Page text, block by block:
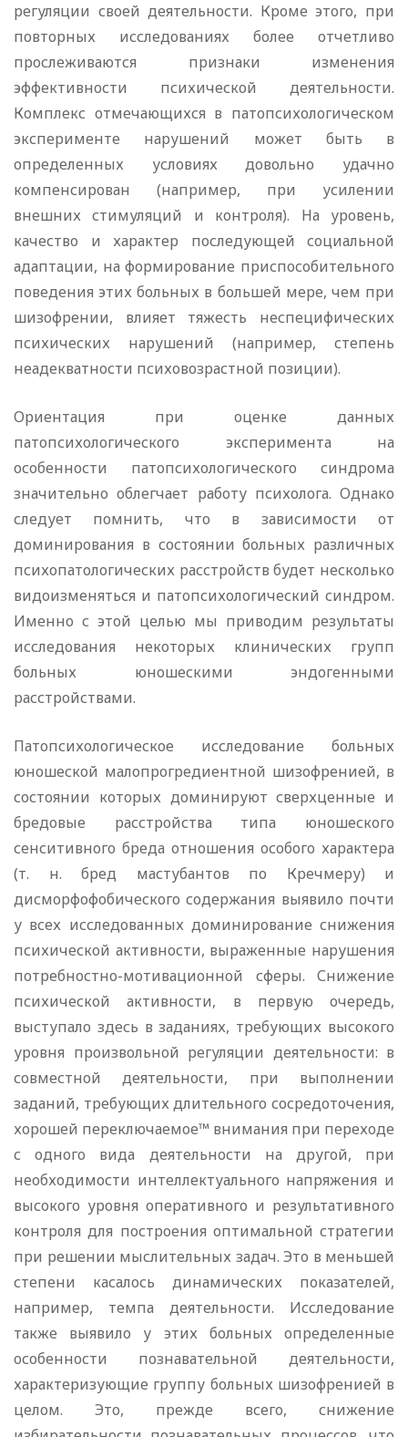
регуляции своей деятельности. Кроме этого, при
повторных исследованиях более отчетливо
прослеживаются признаки изменения
эффективности психической деятельности.
Комплекс отмечающихся в патопсихологическом
эксперименте нарушений может быть в
определенных условиях довольно удачно
компенсирован (например, при усилении
внешних стимуляций и контроля). На уровень,
качество и характер последующей социальной
адаптации, на формирование приспособительного
поведения этих больных в большей мере, чем при
шизофрении, влияет тяжесть неспецифических
психических нарушений (например, степень
неадекватности психовозрастной позиции).
Ориентация при оценке данных
патопсихологического эксперимента на
особенности патопсихологического синдрома
значительно облегчает работу психолога. Однако
следует помнить, что в зависимости от
доминирования в состоянии больных различных
психопатологических расстройств будет несколько
видоизменяться и патопсихологический синдром.
Именно с этой целью мы приводим результаты
исследования некоторых клинических групп
больных юношескими эндогенными
расстройствами.
Патопсихологическое исследование больных
юношеской малопрогредиентной шизофренией, в
состоянии которых доминируют сверхценные и
бредовые расстройства типа юношеского
сенситивного бреда отношения особого характера
(т. н. бред мастубантов по Кречмеру) и
дисморфофобического содержания выявило почти
у всех исследованных доминирование снижения
психической активности, выраженные нарушения
потребностно-мотивационной сферы. Снижение
психической активности, в первую очередь,
выступало здесь в заданиях, требующих высокого
уровня произвольной регуляции деятельности: в
совместной деятельности, при выполнении
заданий, требующих длительного сосредоточения,
хорошей переключаемое™ внимания при переходе
с одного вида деятельности на другой, при
необходимости интеллектуального напряжения и
высокого уровня оперативного и результативного
контроля для построения оптимальной стратегии
при решении мыслительных задач. Это в меньшей
степени касалось динамических показателей,
например, темпа деятельности. Исследование
также выявило у этих больных определенные
особенности познавательной деятельности,
характеризующие группу больных шизофренией в
целом. Это, прежде всего, снижение